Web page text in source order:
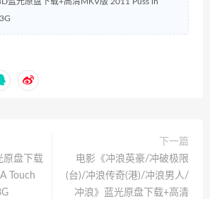
原盘下载
Touch
下一篇
电影《冲浪英豪/冲破极限
(台)/冲浪传奇(港)/冲浪男人/
冲浪》蓝光原盘下载+高清